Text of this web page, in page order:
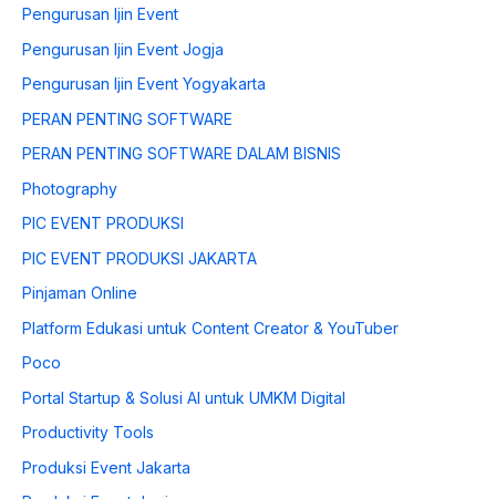
Pengurusan Ijin Event
Pengurusan Ijin Event Jogja
Pengurusan Ijin Event Yogyakarta
PERAN PENTING SOFTWARE
PERAN PENTING SOFTWARE DALAM BISNIS
Photography
PIC EVENT PRODUKSI
PIC EVENT PRODUKSI JAKARTA
Pinjaman Online
Platform Edukasi untuk Content Creator & YouTuber
Poco
Portal Startup & Solusi AI untuk UMKM Digital
Productivity Tools
Produksi Event Jakarta